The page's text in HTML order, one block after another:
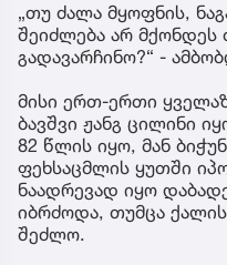
„თუ ძალა მყოფნის,
შეიძლება არ მქონდეს
გადავარჩინო?“ -
მისი ერთ-ერთი
ბავშვი ჟანგ ცილინი
82 წლის იყო, მან
ფეხსაცმლის ყუთში
ნაადრევად იყო
იბრძოდა, თუმცა ქალის
შეძლო.